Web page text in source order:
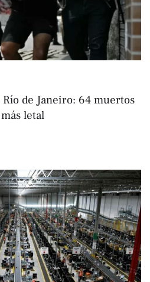
de Janeiro: 64 muertos
letal